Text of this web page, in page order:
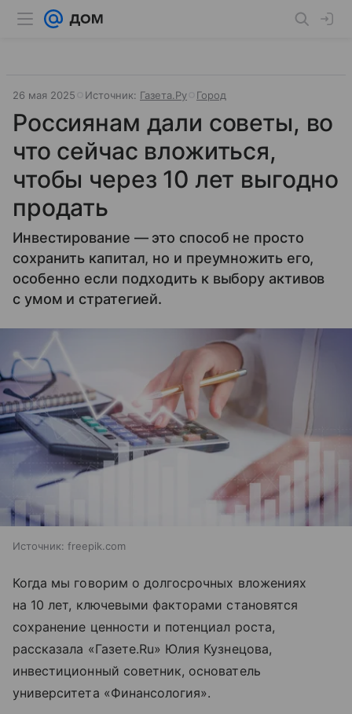
26 мая 2025 Источник: Газета.Ру Город
Россиянам дали советы, во
что сейчас вложиться,
чтобы через 10 лет выгодно
продать
Инвестирование — это способ не просто
сохранить капитал, но и преумножить его,
особенно если подходить к выбору активов
с умом и стратегией.
Источник: freepik.com
Когда мы говорим о долгосрочных вложениях
на 10 лет, ключевыми факторами становятся
сохранение ценности и потенциал роста,
рассказала «Газете.Ru» Юлия Кузнецова,
инвестиционный советник, основатель
университета «Финансология».